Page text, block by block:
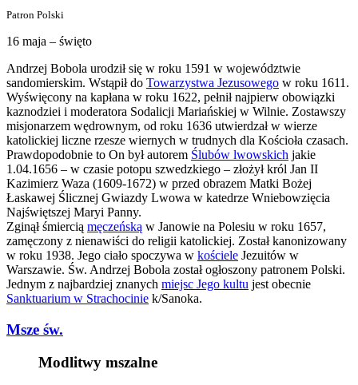
Patron Polski
16 maja – święto
Andrzej Bobola urodził się w roku 1591 w województwie
sandomierskim. Wstąpił do Towarzystwa Jezusowego w roku 1611.
Wyświęcony na kapłana w roku 1622, pełnił najpierw obowiązki
kaznodziei i moderatora Sodalicji Mariańskiej w Wilnie. Zostawszy
misjonarzem wędrownym, od roku 1636 utwierdzał w wierze
katolickiej liczne rzesze wiernych w trudnych dla Kościoła czasach.
Prawdopodobnie to On był autorem Ślubów lwowskich jakie
1.04.1656 – w czasie potopu szwedzkiego – złożył król Jan II
Kazimierz Waza (1609-1672) w przed obrazem Matki Bożej
Łaskawej Ślicznej Gwiazdy Lwowa w katedrze Wniebowzięcia
Najświętszej Maryi Panny.
Zginął śmiercią męczeńską w Janowie na Polesiu w roku 1657,
zamęczony z nienawiści do religii katolickiej. Został kanonizowany
w roku 1938. Jego ciało spoczywa w kościele Jezuitów w
Warszawie. Św. Andrzej Bobola został ogłoszony patronem Polski.
Jednym z najbardziej znanych miejsc Jego kultu jest obecnie
Sanktuarium w Strachocinie k/Sanoka.
Msze św.
Modlitwy mszalne